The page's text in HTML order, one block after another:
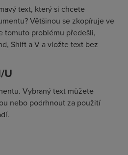
text, který si chcete
Většinou se zkopíruje ve
tomuto problému předešli,
Shift a V a vložte text bez
U
Vybraný text můžete
nebo podrhnout za použití